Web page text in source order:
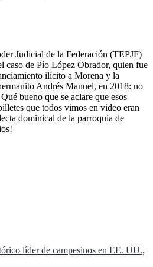
Judicial de la Federación (TEPJF)
caso de Pío López Obrador, quien fue
ilícito a Morena y la
Andrés Manuel, en 2018: no
bueno que se aclare que esos
que todos vimos en video eran
dominical de la parroquia de
líder de campesinos en EE. UU.,